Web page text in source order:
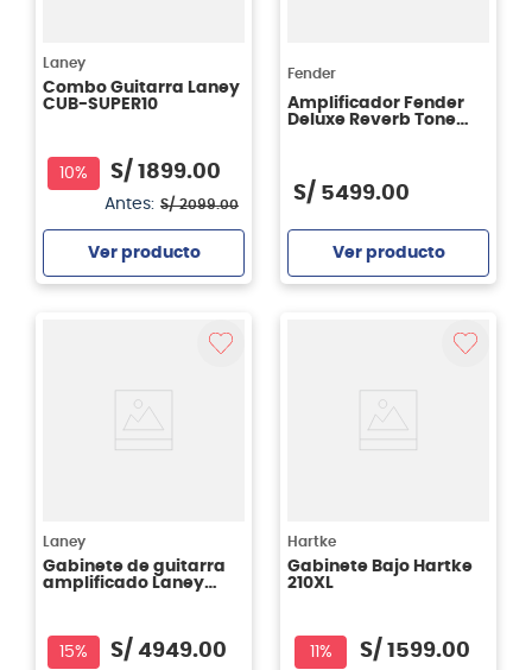
Laney
Combo Guitarra Laney
CUB-SUPER10
10% S/ 1899.00
Antes: S/ 2099.00
Ver producto
Fender
Amplificador Fender
Deluxe Reverb Tone
S/ 5499.00
Ver producto
Laney
Gabinete de guitarra
amplificado Laney
15% S/ 4949.00
Hartke
Gabinete Bajo Hartke
210XL
11% S/ 1599.00